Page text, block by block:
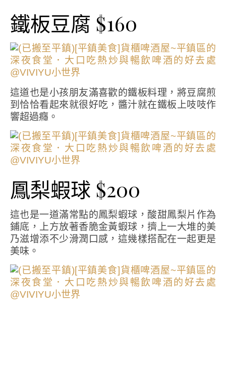
鐵板豆腐 $160
這道也是小孩朋友滿喜歡的鐵板料理，將豆腐煎
到恰恰看起來就很好吃，醬汁就在鐵板上吱吱作
響超過癮。
鳳梨蝦球 $200
這也是一道滿常點的鳳梨蝦球，酸甜鳳梨片作為
鋪底，上方放著香脆金黃蝦球，擠上一大堆的美
乃滋增添不少滑潤口感，這幾樣搭配在一起更是
美味。